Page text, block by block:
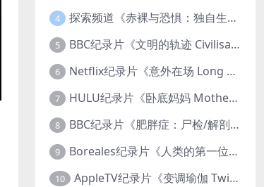
4 探索频道《赤裸与恐惧：独自生存/赤裸荒野求生 Naked and Afraid: Solo 2023》第一季全8集 英语中英双字 官方纯净版 高码1080P/MKV/45.4G
5 BBC纪录片《文明的轨迹 Civilisations 1969》全13集 英语中英双字 高清收藏版 1080P/MKV/64.1G 西方艺术史话
6 Netflix纪录片《意外在场 Long Shot 2017》英语中字 720P/NKV/1.06GB 美国谋杀误判案件
7 HULU纪录片《卧底妈妈 Mother Undercover 2023》全4集 英语中英双字 官方纯净版 1080P/MKV/7.6G 拯救孩子
8 BBC纪录片《肥胖症：尸检/解剖肥胖 Obesity: The Post Mortem 2016》英语中英双字 无水印纯净版 1080P/MKV/1.03G
9 Boreales纪录片《人类的第一位动物朋友：人类和狗的神奇故事 Man’s First Friend 2018》英语中英双字 1080P/MP4/1.8G 狗的神奇故事
10 AppleTV纪录片《变调瑜伽 Twisted Yoga 2026》全3集 英语中英双字 无水印纯净版 1080P/MKV/10G 瑜伽大师背后的真相